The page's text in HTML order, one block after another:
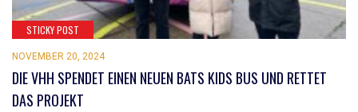
STICKY POST
NOVEMBER 20, 2024
DIE VHH SPENDET EINEN NEUEN BATS KIDS BUS UND RETTET
DAS PROJEKT